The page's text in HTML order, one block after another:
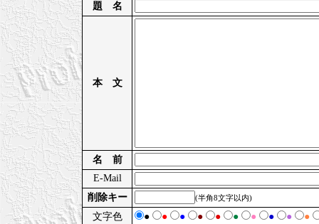
題 名
本 文
名 前
E-Mail
削除キー
(半角8文字以内)
文字色 ● ● ● ● ● ● ● ● ● ●